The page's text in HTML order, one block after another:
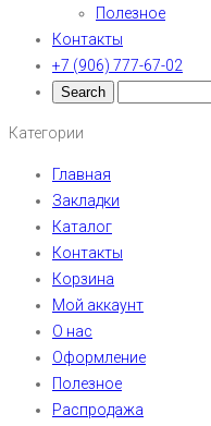
Полезное
Контакты
+7 (906) 777-67-02
Категории
Главная
Закладки
Каталог
Контакты
Корзина
Мой аккаунт
О нас
Оформление
Полезное
Распродажа